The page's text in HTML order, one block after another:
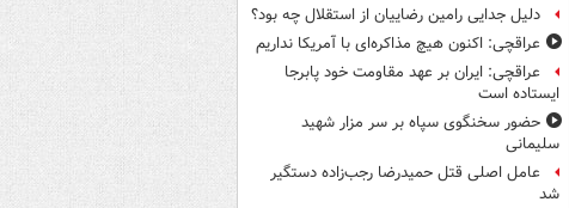
دلیل جدایی رامین رضاییان از استقلال چه بود؟
عراقچی: اکنون هیچ مذاکره‌ای با آمریکا نداریم
عراقچی: ایران بر عهد مقاومت خود پابرجا
ایستاده است
حضور سخنگوی سپاه بر سر مزار شهید
سلیمانی
عامل اصلی قتل حمیدرضا رجب‌زاده دستگیر
شد